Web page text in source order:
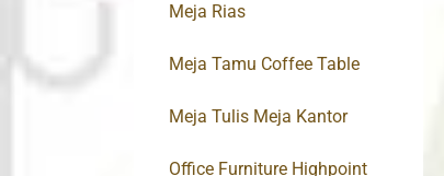
Meja Rias
Meja Tamu Coffee Table
Meja Tulis Meja Kantor
Office Furniture Highpoint